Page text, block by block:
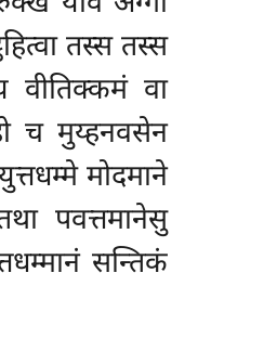
तस्स तस्स
वीतिक्कमं वा
च मुय्हनवसेन
मोदमाने
पवत्तमानेसु
सन्तिकं